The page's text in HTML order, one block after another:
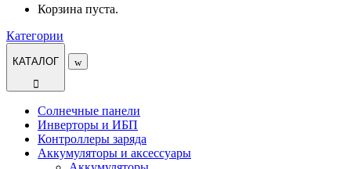
Корзина пуста.
Категории
КАТАЛОГ
Солнечные панели
Инверторы и ИБП
Контроллеры заряда
Аккумуляторы и аксессуары